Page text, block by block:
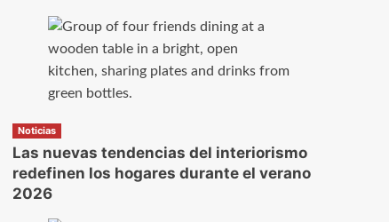
Noticias
Las nuevas tendencias del interiorismo
redefinen los hogares durante el verano
2026